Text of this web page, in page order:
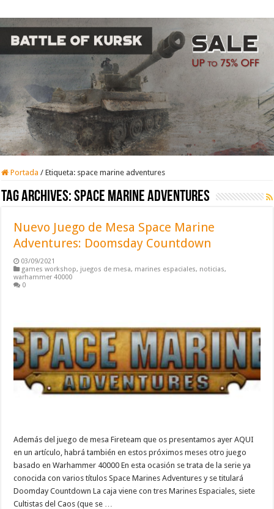
Portada / Etiqueta: space marine adventures
Tag Archives:space marine adventures
Nuevo Juego de Mesa Space Marine
Adventures: Doomsday Countdown
03/09/2021
games workshop, juegos de mesa, marines espaciales, noticias,
warhammer 40000
0
Además del juego de mesa Fireteam que os presentamos ayer AQUI
en un artículo, habrá también en estos próximos meses otro juego
basado en Warhammer 40000 En esta ocasión se trata de la serie ya
conocida con varios títulos Space Marines Adventures y se titulará
Doomday Countdown La caja viene con tres Marines Espaciales, siete
Cultistas del Caos (que se …